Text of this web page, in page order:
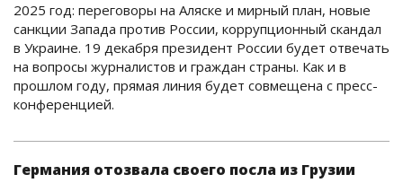
2025 год: переговоры на Аляске и мирный план, новые
санкции Запада против России, коррупционный скандал
в Украине. 19 декабря президент России будет отвечать
на вопросы журналистов и граждан страны. Как и в
прошлом году, прямая линия будет совмещена с пресс-
конференцией.
Германия отозвала своего посла из Грузии